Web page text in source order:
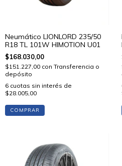
Neumático LIONLORD 235/50
R18 TL 101W HIMOTION U01
$168.030,00
$151.227,00 con Transferencia o
depósito
6 cuotas sin interés de
$28.005,00
COMPRAR